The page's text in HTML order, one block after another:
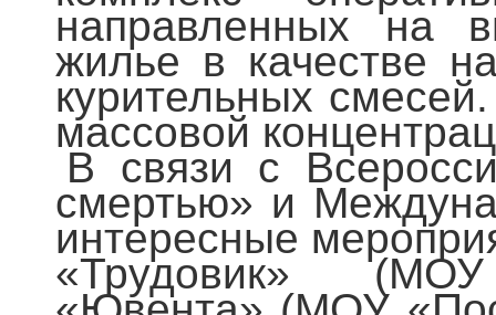
направленных на
жилье в качестве
курительных
массовой
В связи с
смертью» и
интересные
«Трудовик»